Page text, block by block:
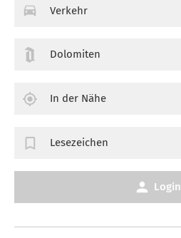
Verkehr
Dolomiten
In der Nähe
Lesezeichen
Login